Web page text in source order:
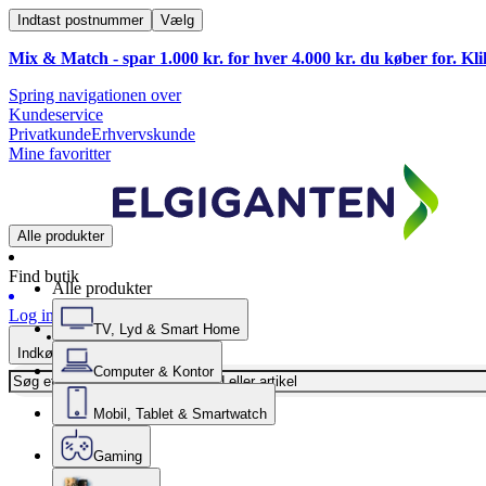
Indtast postnummer Vælg
Mix & Match - spar 1.000 kr. for hver 4.000 kr. du køber for.
Spring navigationen over
Kundeservice
PrivatkundeErhvervskunde
Mine favoritter
Alle produkter
Find butik
Log ind
Indkøbskurv
Alle produkter
TV, Lyd & Smart Home
Computer & Kontor
Mobil, Tablet & Smartwatch
Gaming